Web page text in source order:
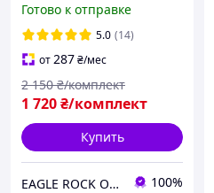
Скандинавские палки
Карбон 3D 100%
Готово к отправке
5.0 (14)
от287₴/мес
1 720₴/комплект
2 150 ₴/комплект
Купить
EAGLE ROCK Официальный магазин бренду 100%